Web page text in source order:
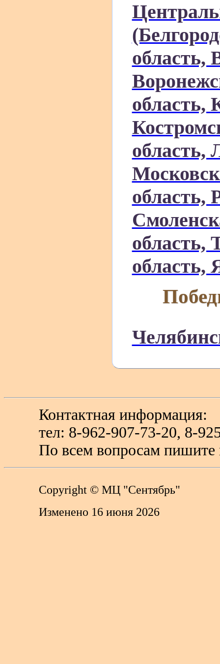
область,
область,
область,
область,
область,
область,
Контактная информация:
тел: 8-962-907-73-20, 8-
По всем вопросам
Copyright © МЦ "Сентябрь"
Изменено 16 июня 2026